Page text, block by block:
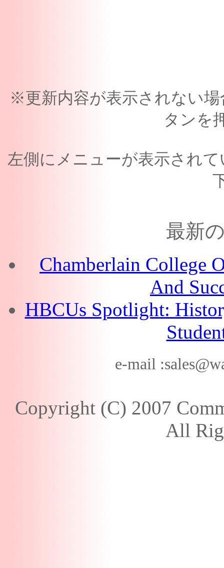
※更新内容が表示されない
タンを
左側にメニューが表示され
最新
Chamberlain College
And
HBCUs Spotlight:
e-mail :
Copyright (C) 2007
All